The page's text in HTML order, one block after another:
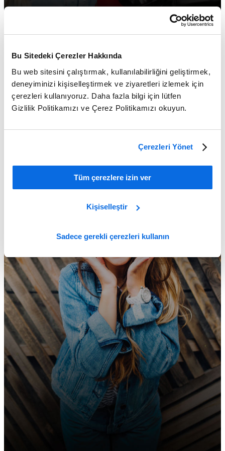
Bu Sitedeki Çerezler Hakkında
Bu web sitesini çalıştırmak, kullanılabilirliğini geliştirmek,
deneyiminizi kişiselleştirmek ve ziyaretleri izlemek için
çerezleri kullanıyoruz. Daha fazla bilgi için lütfen
Gizlilik Politikamızı ve Çerez Politikamızı okuyun.
Çerezleri Yönet
Tüm çerezlere izin ver
Kişiselleştir
Sadece gerekli çerezleri kullanın
ERP vs PLM: Which Delivers the Greater Impact?